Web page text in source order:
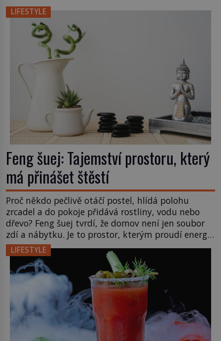
LIFESTYLE
Feng šuej: Tajemství prostoru, který
má přinášet štěstí
Proč někdo pečlivě otáčí postel, hlídá polohu
zrcadel a do pokoje přidává rostliny, vodu nebo
dřevo? Feng šuej tvrdí, že domov není jen soubor
zdí a nábytku. Je to prostor, kterým proudí energie
čchi a jeho uspořádání může ovlivňovat, jak se v
něm člověk cítí. Feng šuej má kořeny ve staré Číně
a jeho historie […]
LIFESTYLE